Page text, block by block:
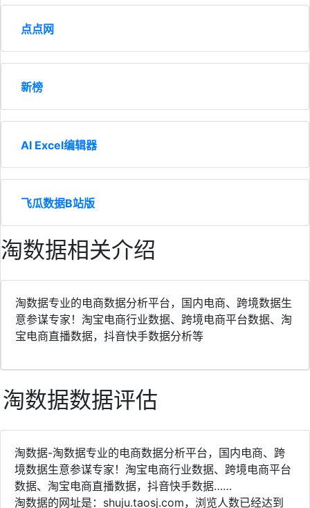
点点网
新榜
AI Excel编辑器
飞瓜数据B站版
淘数据相关介绍
淘数据专业的电商数据分析平台，国内电商、跨境数据生
意参谋专家！淘宝电商行业数据、跨境电商平台数据、淘
宝电商直播数据，抖音快手数据分析等
淘数据数据评估
淘数据-淘数据专业的电商数据分析平台，国内电商、跨
境数据生意参谋专家！淘宝电商行业数据、跨境电商平台
数据、淘宝电商直播数据，抖音快手数据……
淘数据的网址是：shuju.taosj.com，浏览人数已经达到